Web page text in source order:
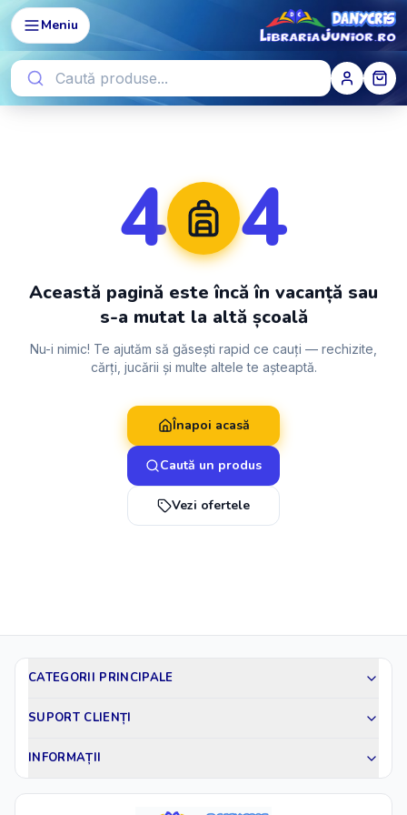
Meniu
4 4
Această pagină este încă în vacanță sau
s-a mutat la altă școală
Nu-i nimic! Te ajutăm să găsești rapid ce cauți — rechizite,
cărți, jucării și multe altele te așteaptă.
Înapoi acasă
Caută un produs
Vezi ofertele
CATEGORII PRINCIPALE
SUPORT CLIENȚI
INFORMAȚII